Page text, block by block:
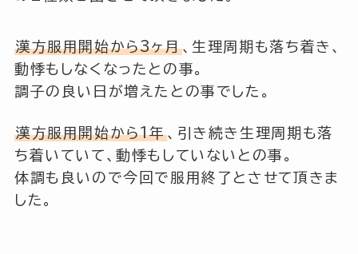
漢方服用開始から3ヶ月、生理周期も落ち着き、
動悸もしなくなったとの事。
調子の良い日が増えたとの事でした。
漢方服用開始から1年、引き続き生理周期も落
ち着いていて、動悸もしていないとの事。
体調も良いので今回で服用終了とさせて頂きま
した。